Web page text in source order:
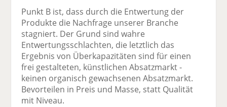
Punkt B ist, dass durch die Entwertung der
Produkte die Nachfrage unserer Branche
stagniert. Der Grund sind wahre
Entwertungsschlachten, die letztlich das
Ergebnis von Überkapazitäten sind für einen
frei gestalteten, künstlichen Absatzmarkt -
keinen organisch gewachsenen Absatzmarkt.
Bevorteilen in Preis und Masse, statt Qualität
mit Niveau.